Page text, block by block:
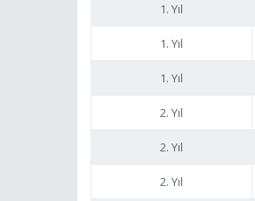
1. Yıl
1. Yıl
1. Yıl
2. Yıl
2. Yıl
2. Yıl